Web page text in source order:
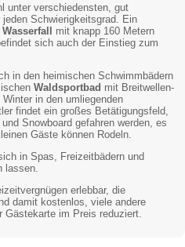
unter verschiedensten, gut
Schwierigkeitsgrad. Ein
Wasserfall mit knapp 160 Metern
sich auch der Einstieg zum
in den heimischen Schwimmbädern
Waldsportbad mit Breitwellen-
in den umliegenden
findet ein großes Betätigungsfeld,
Snowboard gefahren werden, es
Gäste können Rodeln.
in Spas, Freizeitbädern und
lassen.
erlebbar, die
damit kostenlos, viele andere
Gästekarte im Preis reduziert.